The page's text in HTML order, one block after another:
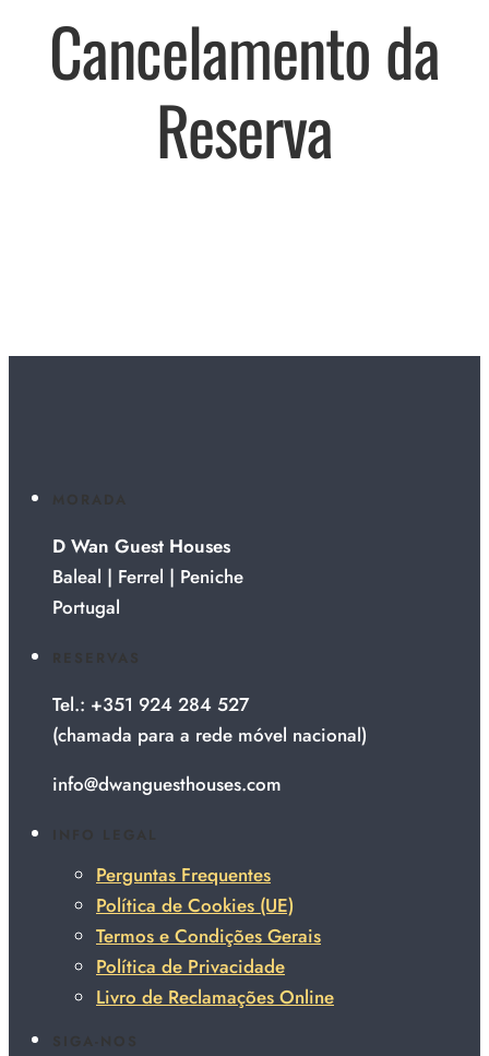
Cancelamento da
Reserva
D Wan Guest Houses
Baleal | Ferrel | Peniche
Portugal
Tel.: +351 924 284 527
(chamada para a rede móvel nacional)
info@dwanguesthouses.com
Perguntas Frequentes
Política de Cookies (UE)
Termos e Condições Gerais
Política de Privacidade
Livro de Reclamações Online